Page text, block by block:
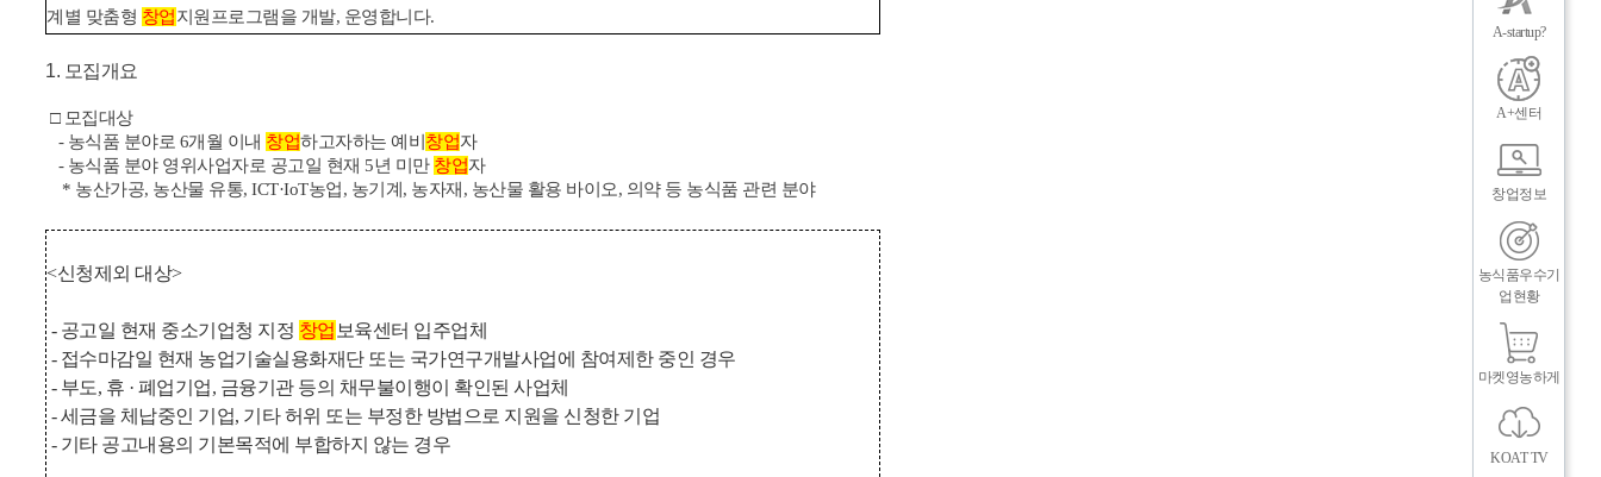
계별 맞춤형 창업지원프로그램을 개발, 운영합니다.
1. 모집개요
□ 모집대상
- 농식품 분야로 6개월 이내 창업하고자하는 예비 창업자
- 농식품 분야 영위사업자로 공고일 현재 5년 미만 창업자
* 농산가공, 농산물 유통, ICT·IoT농업, 농기계, 농자재, 농산물 활용 바이오, 의약 등 농식품 관련 분야
<신청제외 대상>
- 공고일 현재 중소기업청 지정 창업 보육센터 입주업체
- 접수마감일 현재 농업기술실용화재단 또는 국가연구개발사업에 참여제한 중인 경우
- 부도, 휴 · 폐업기업, 금융기관 등의 채무불이행이 확인된 사업체
- 세금을 체납중인 기업, 기타 허위 또는 부정한 방법으로 지원을 신청한 기업
- 기타 공고내용의 기본목적에 부합하지 않는 경우
뉴
닫
기
A-startup?
A+센터
창업정보
농식품우수기
업현황
마켓영농하게
KOAT TV